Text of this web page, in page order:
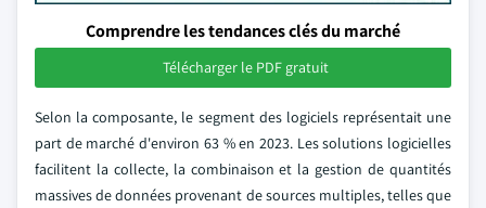
Comprendre les tendances clés du marché
Télécharger le PDF gratuit
Selon la composante, le segment des logiciels représentait une
part de marché d'environ 63 % en 2023. Les solutions logicielles
facilitent la collecte, la combinaison et la gestion de quantités
massives de données provenant de sources multiples, telles que